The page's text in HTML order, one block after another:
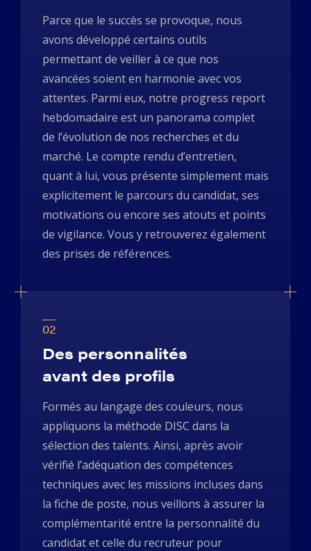
Parce que le succès se provoque, nous
avons développé certains outils
permettant de veiller à ce que nos
avancées soient en harmonie avec vos
attentes. Parmi eux, notre progress report
hebdomadaire est un panorama complet
de l’évolution de nos recherches et du
marché. Le compte rendu d’entretien,
quant à lui, vous présente simplement mais
explicitement le parcours du candidat, ses
motivations ou encore ses atouts et points
de vigilance. Vous y retrouverez également
des prises de références.
02
Des personnalités
avant des profils
Formés au langage des couleurs, nous
appliquons la méthode DISC dans la
sélection des talents. Ainsi, après avoir
vérifié l’adéquation des compétences
techniques avec les missions incluses dans
la fiche de poste, nous veillons à assurer la
complémentarité entre la personnalité du
candidat et celle du recruteur pour